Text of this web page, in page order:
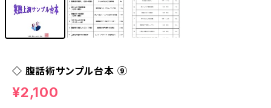
◇ 腹話術サンプル台本 ⑨
¥2,100